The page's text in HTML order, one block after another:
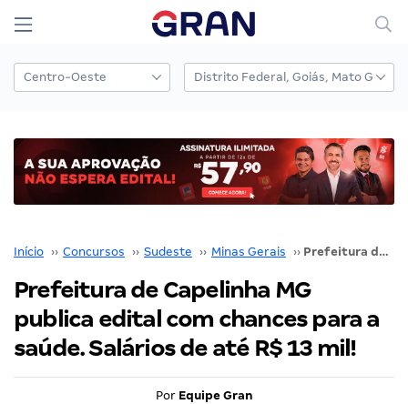
Início ›› Concursos ›› Sudeste ›› Minas Gerais ›› Prefeitura de Capelinha MG publica edital com chances para a saúde. Salários de até R$ 13 mil!
Prefeitura de Capelinha MG
publica edital com chances para a
saúde. Salários de até R$ 13 mil!
Por Equipe Gran